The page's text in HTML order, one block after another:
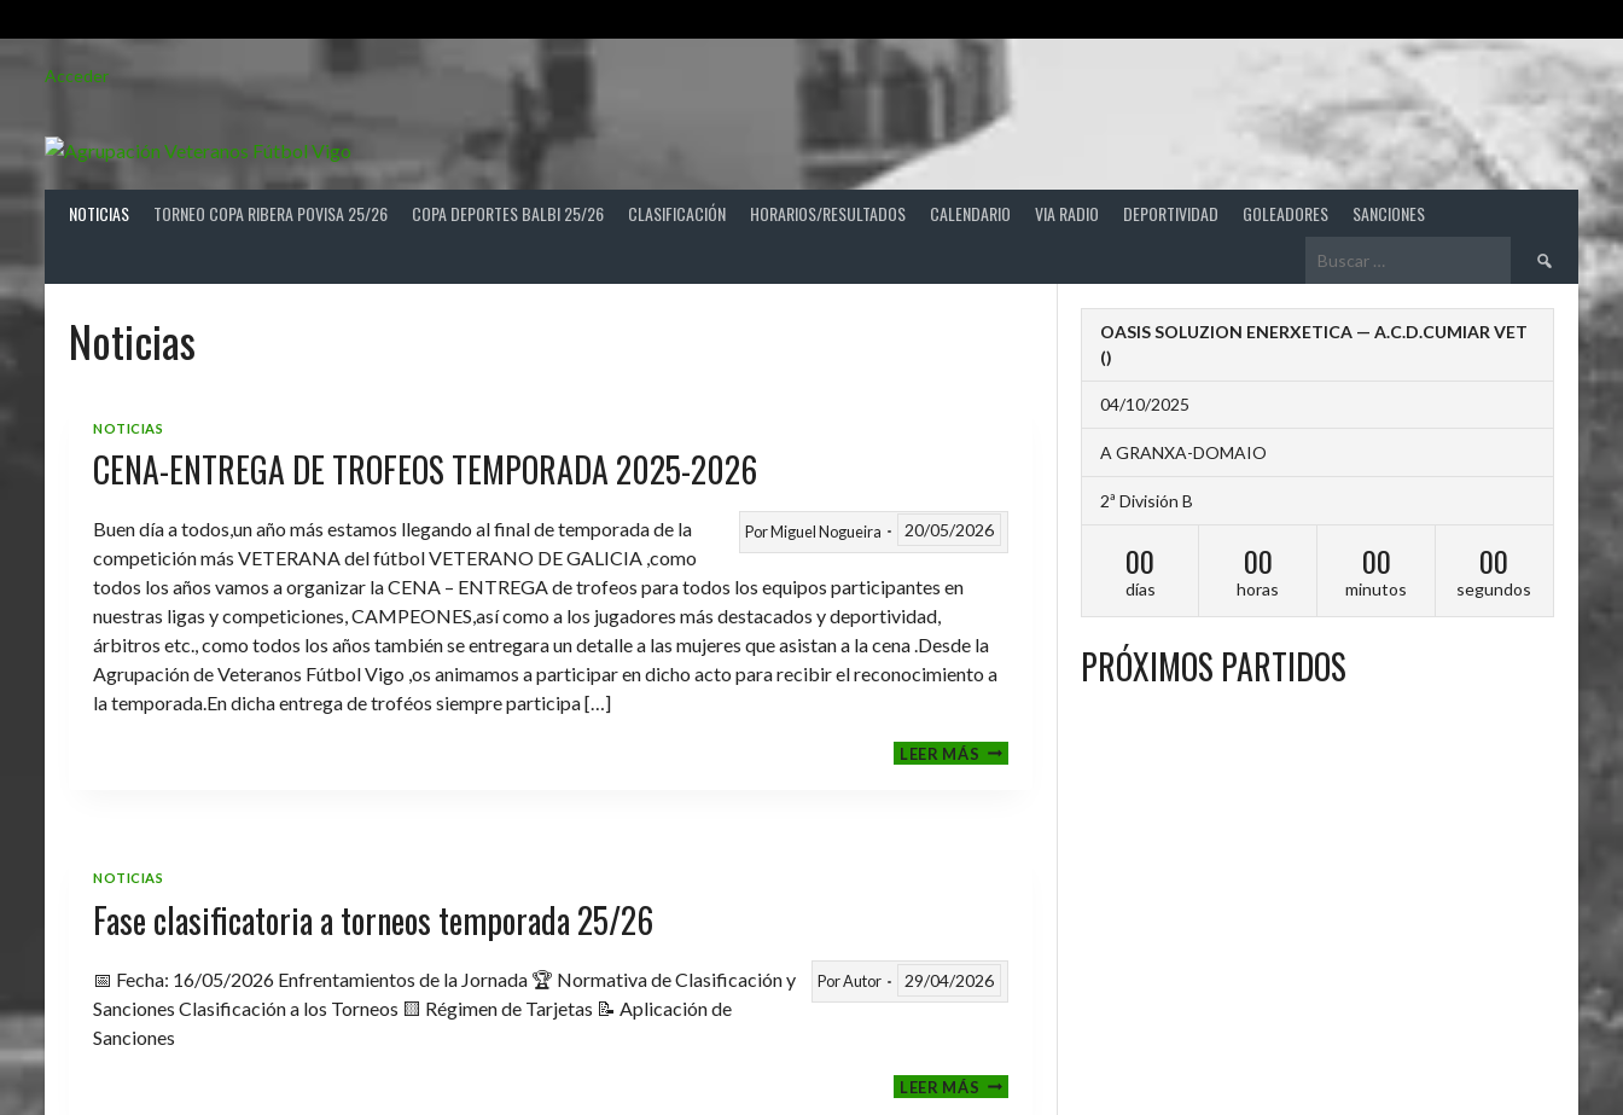
Acceder
NOTICIAS TORNEO COPA RIBERA POVISA 25/26 COPA DEPORTES BALBI 25/26 CLASIFICACIÓN HORARIOS/RESULTADOS CALENDARIO VIA RADIO DEPORTIVIDAD GOLEADORES SANCIONES
Buscar:
Noticias
NOTICIAS
CENA-ENTREGA DE TROFEOS TEMPORADA 2025-2026
PorMiguel Nogueira 20/05/2026
Buen día a todos,un año más estamos llegando al final de temporada de la
competición más VETERANA del fútbol VETERANO DE GALICIA ,como
todos los años vamos a organizar la CENA – ENTREGA de trofeos para todos los equipos participantes en
nuestras ligas y competiciones, CAMPEONES,así como a los jugadores más destacados y deportividad,
árbitros etc., como todos los años también se entregara un detalle a las mujeres que asistan a la cena .Desde la
Agrupación de Veteranos Fútbol Vigo ,os animamos a participar en dicho acto para recibir el reconocimiento a
la temporada.En dicha entrega de troféos siempre participa […]
LEER MÁSCENA-
ENTREGA
NOTICIAS
Fase clasificatoria a torneos temporada 25/26
PorAutor 29/04/2026
📅 Fecha: 16/05/2026 Enfrentamientos de la Jornada 🏆 Normativa de Clasificación y
Sanciones Clasificación a los Torneos 🟨 Régimen de Tarjetas 📝 Aplicación de
Sanciones
LEER MÁSFASE
CLASIFICATORIA
OASIS SOLUZION ENERXETICA — A.C.D.CUMIAR VET
()
04/10/2025
A GRANXA-DOMAIO
2ª División B
00
días
00
horas
00
minutos
00
segundos
PRÓXIMOS PARTIDOS